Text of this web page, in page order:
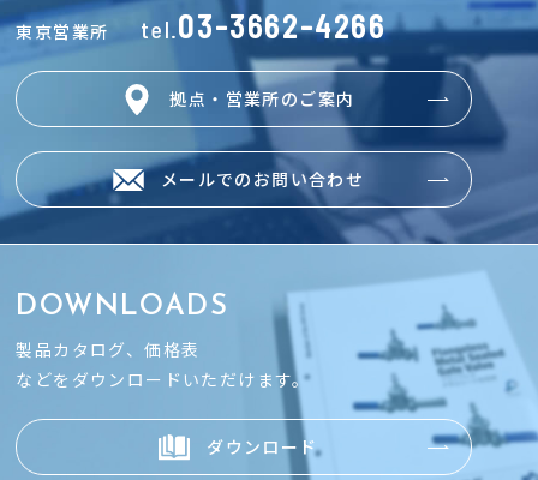
東京営業所 tel.03-3662-4266
拠点・営業所のご案内
メールでのお問い合わせ
DOWNLOADS
製品カタログ、価格表
などをダウンロードいただけます。
ダウンロード